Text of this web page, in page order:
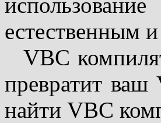
естественным
VBC
превратит
найти VBC